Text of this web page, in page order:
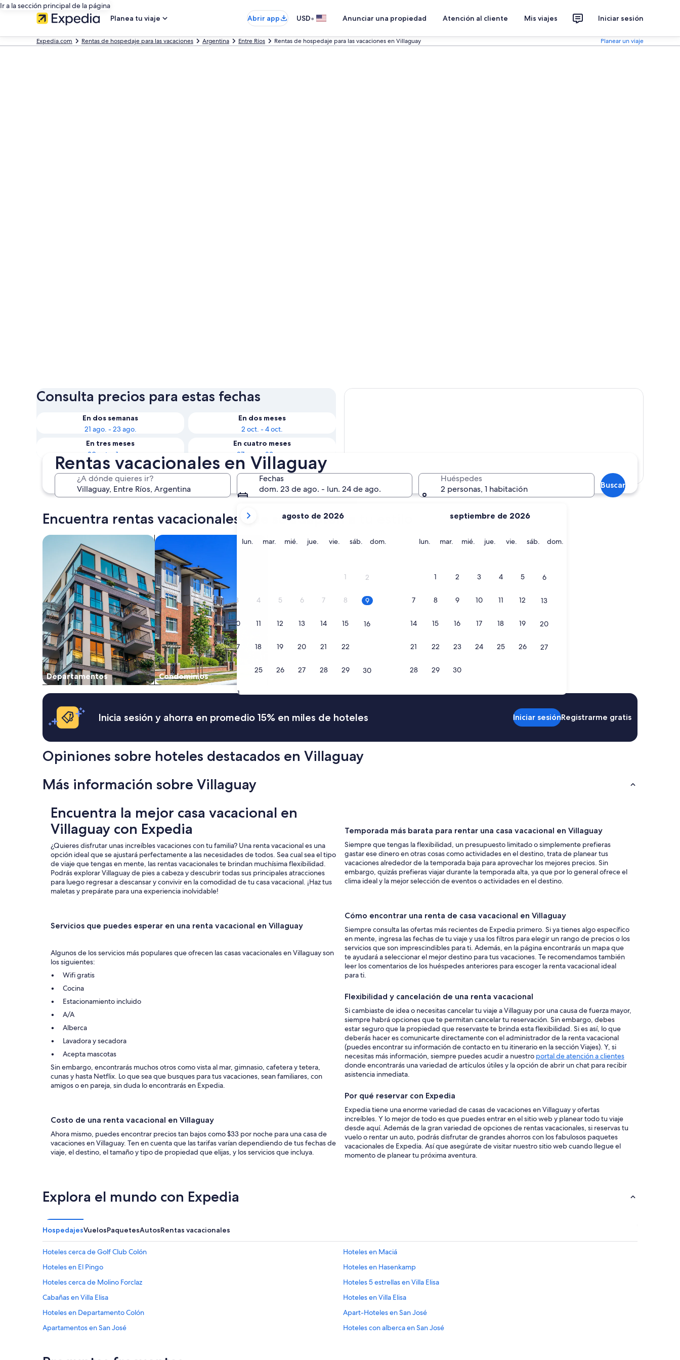
Ir a la sección principal de la página
Planea tu viaje
Abrir app USD• Anunciar una propiedad Atención al cliente Mis viajes Iniciar sesión
Expedia.com Rentas de hospedaje para las vacaciones Argentina Entre Ríos Rentas de hospedaje para las vacaciones en Villaguay Planear un viaje
Rentas vacacionales en Villaguay
¿A dónde quieres ir?
Fechas
dom. 23 de ago. - lun. 24 de ago.
meses
son
agosto de 2026
lun. lunesmar. martes
mié. miércoles
jue. jueves
vie. viernes
sáb. sábado
dom.
1 2
3 4 5 6 7 8 9
10 11 12 13 14 15 16
17 18 19 20 21 22
24 25 26 27 28 29 30
31
septiembre de 2026
lun. lunesmar. martes
mié. miércoles
jue. jueves
vie. viernes
sáb. sábado
dom.
1 2 3 4 5 6
7 8 9 10 11 12 13
14 15 16 17 18 19 20
21 22 23 24 25 26 27
28 29 30
Huéspedes
2 personas, 1 habitación
Buscar
Consulta precios para estas fechas
En dos semanas
21 ago. - 23 ago.
En dos meses
2 oct. - 4 oct.
En tres meses
30 oct. - 1 nov.
En cuatro meses
27 nov. - 29 nov.
Mostrar mapa
Encuentra rentas vacacionales que se adapten a tu estilo
Departamentos
Buscar departamentos
Condominios
Buscar condominios
Inicia sesión y ahorra en promedio 15% en miles de hoteles Iniciar sesiónRegistrarme gratis
Opiniones sobre hoteles destacados en Villaguay
Más información sobre Villaguay
Encuentra la mejor casa vacacional en
Villaguay con Expedia
¿Quieres disfrutar unas increíbles vacaciones con tu familia? Una renta vacacional es una
opción ideal que se ajustará perfectamente a las necesidades de todos. Sea cual sea el tipo
de viaje que tengas en mente, las rentas vacacionales te brindan muchísima flexibilidad.
Podrás explorar Villaguay de pies a cabeza y descubrir todas sus principales atracciones
para luego regresar a descansar y convivir en la comodidad de tu casa vacacional. ¡Haz tus
maletas y prepárate para una experiencia inolvidable!
Servicios que puedes esperar en una renta vacacional en Villaguay
Algunos de los servicios más populares que ofrecen las casas vacacionales en Villaguay son
los siguientes:
Wifi gratis
Cocina
Estacionamiento incluido
A/A
Alberca
Lavadora y secadora
Acepta mascotas
Sin embargo, encontrarás muchos otros como vista al mar, gimnasio, cafetera y tetera,
cunas y hasta Netflix. Lo que sea que busques para tus vacaciones, sean familiares, con
amigos o en pareja, sin duda lo encontrarás en Expedia.
Costo de una renta vacacional en Villaguay
Ahora mismo, puedes encontrar precios tan bajos como $33 por noche para una casa de
vacaciones en Villaguay. Ten en cuenta que las tarifas varían dependiendo de tus fechas de
viaje, el destino, el tamaño y tipo de propiedad que elijas, y los servicios que incluya.
Temporada más barata para rentar una casa vacacional en Villaguay
Siempre que tengas la flexibilidad, un presupuesto limitado o simplemente prefieras
gastar ese dinero en otras cosas como actividades en el destino, trata de planear tus
vacaciones alrededor de la temporada baja para aprovechar los mejores precios. Sin
embargo, quizás prefieras viajar durante la temporada alta, ya que por lo general ofrece el
clima ideal y la mejor selección de eventos o actividades en el destino.
Cómo encontrar una renta de casa vacacional en Villaguay
Siempre consulta las ofertas más recientes de Expedia primero. Si ya tienes algo específico
en mente, ingresa las fechas de tu viaje y usa los filtros para elegir un rango de precios o los
servicios que son imprescindibles para ti. Además, en la página encontrarás un mapa que
te ayudará a seleccionar el mejor destino para tus vacaciones. Te recomendamos también
leer los comentarios de los huéspedes anteriores para escoger la renta vacacional ideal
para ti.
Flexibilidad y cancelación de una renta vacacional
Si cambiaste de idea o necesitas cancelar tu viaje a Villaguay por una causa de fuerza mayor,
siempre habrá opciones que te permitan cancelar tu reservación. Sin embargo, debes
estar seguro que la propiedad que reservaste te brinda esta flexibilidad. Si es así, lo que
deberás hacer es comunicarte directamente con el administrador de la renta vacacional
(puedes encontrar su información de contacto en tu itinerario en la sección Viajes). Y, si
necesitas más información, siempre puedes acudir a nuestro portal de atención a clientes
donde encontrarás una variedad de artículos útiles y la opción de abrir un chat para recibir
asistencia inmediata.
Por qué reservar con Expedia
Expedia tiene una enorme variedad de casas de vacaciones en Villaguay y ofertas
increíbles. Y lo mejor de todo es que puedes entrar en el sitio web y planear todo tu viaje
desde aquí. Además de la gran variedad de opciones de rentas vacacionales, si reservas tu
vuelo o rentar un auto, podrás disfrutar de grandes ahorros con los fabulosos paquetes
vacacionales de Expedia. Así que asegúrate de visitar nuestro sitio web cuando llegue el
momento de planear tu próxima aventura.
Explora el mundo con Expedia
HospedajesVuelosPaquetesAutosRentas vacacionales
Hoteles cerca de Golf Club Colón
Hoteles en Maciá
Hoteles en El Pingo
Hoteles en Hasenkamp
Hoteles cerca de Molino Forclaz
Hoteles 5 estrellas en Villa Elisa
Cabañas en Villa Elisa
Hoteles en Villa Elisa
Hoteles en Departamento Colón
Apart-Hoteles en San José
Apartamentos en San José
Hoteles con alberca en San José
Hoteles 3 estrellas en Colón